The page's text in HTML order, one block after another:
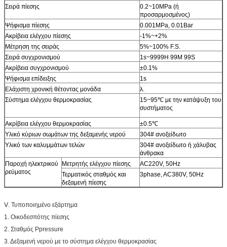
Σειρά πίεσης
0.2~10MPa (ή
προσαρμοσμένος)
Ψήφισμα πίεσης
0.001MPa, 0.01Bar
Ακρίβεια ελέγχου πίεσης
-1%~+2%
Μέτρηση της σειράς
5%~100% F.S.
Σειρά συγχρονισμού
1s~9999H 99M 99S
Ακρίβεια συγχρονισμού
±0.1%
Ψήφισμα επίδειξης
1s
Ελάχιστη χρονική θέτοντας μονάδα
λ.
Σύστημα ελέγχου θερμοκρασίας
15~95℃ με την κατάψυξη του
συστήματος
Ακρίβεια ελέγχου θερμοκρασίας
±0.5℃
Υλικό κύριων σωμάτων της δεξαμενής νερού
304# ανοξείδωτο
Υλικό των καλυμμάτων τελών
304# ανοξείδωτο ή χάλυβας
άνθρακα
Παροχή ηλεκτρικού
ρεύματος
Μετρητής ελέγχου πίεσης
AC220V, 50Hz
Τερματικός σταθμός και
δεξαμενή πίεσης
3phase, AC380V, 50Hz
Ⅴ. Τυποποιημένο εξάρτημα
1. Οικοδεσπότης πίεσης
2. Σταθμός Ppressure
3. Δεξαμενή νερού με το σύστημα ελέγχου θερμοκρασίας